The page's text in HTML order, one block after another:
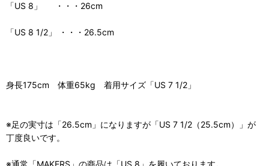
「US 8」 ・・・26cm
「US 8 1/2」 ・・・26.5cm
身長175cm 体重65kg 着用サイズ「US 7 1/2」
※足の実寸は「26.5cm」になりますが「US 7 1/2（25.5cm）」が
丁度良いです。